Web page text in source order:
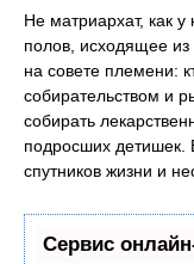
Не матриархат, как
полов, исходящее
на совете племени:
собирательством и
собирать
подросших детишек.
спутников жизни и
Сервис